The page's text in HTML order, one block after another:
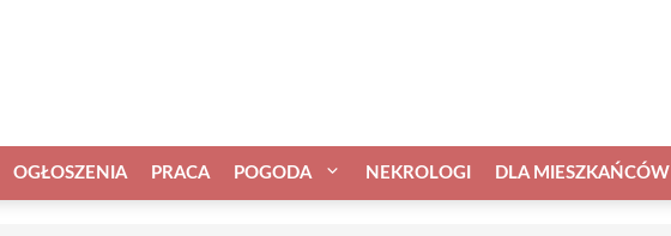
OGŁOSZENIA PRACA POGODA NEKROLOGI DLA MIESZKAŃCÓW